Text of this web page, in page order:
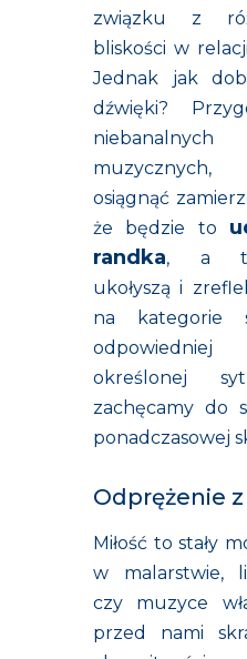
związku z
bliskości w
Jednak jak
dźwięki?
osiągnąć
że będzie to
randka, a
ukołyszą i
na kategorie
określonej
zachęcamy do
ponadczasowej
Odprężenie
Miłość to stały
w malarstwie,
czy muzyce
przed nami